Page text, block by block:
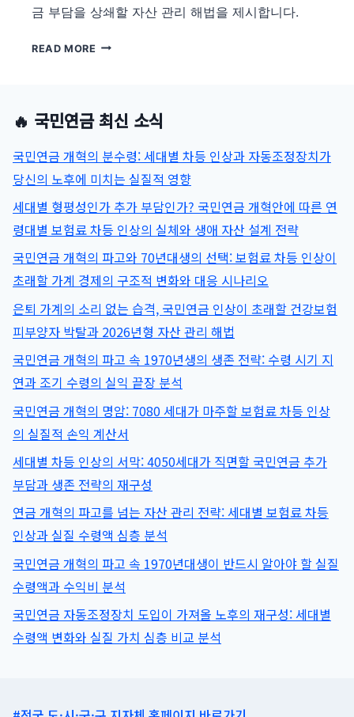
금 부담을 상쇄할 자산 관리 해법을 제시합니다.
READ MORE 국
개
의
파
고
속
1970~80
대
생
위
한
생
가
이
드:
보
험
료
등
인
이
가
져
실
🔥 국민연금 최신 소식
국민연금 개혁의 분수령: 세대별 차등 인상과 자동조정장치가
당신의 노후에 미치는 실질적 영향
세대별 형평성인가 추가 부담인가? 국민연금 개혁안에 따른 연
령대별 보험료 차등 인상의 실체와 생애 자산 설계 전략
국민연금 개혁의 파고와 70년대생의 선택: 보험료 차등 인상이
초래할 가계 경제의 구조적 변화와 대응 시나리오
은퇴 가계의 소리 없는 습격, 국민연금 인상이 초래할 건강보험
피부양자 박탈과 2026년형 자산 관리 해법
국민연금 개혁의 파고 속 1970년생의 생존 전략: 수령 시기 지
연과 조기 수령의 실익 끝장 분석
국민연금 개혁의 명암: 7080 세대가 마주할 보험료 차등 인상
의 실질적 손익 계산서
세대별 차등 인상의 서막: 4050세대가 직면할 국민연금 추가
부담과 생존 전략의 재구성
연금 개혁의 파고를 넘는 자산 관리 전략: 세대별 보험료 차등
인상과 실질 수령액 심층 분석
국민연금 개혁의 파고 속 1970년대생이 반드시 알아야 할 실질
수령액과 수익비 분석
국민연금 자동조정장치 도입이 가져올 노후의 재구성: 세대별
수령액 변화와 실질 가치 심층 비교 분석